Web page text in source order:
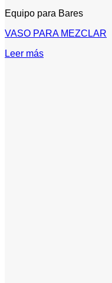
Equipo para Bares
VASO PARA MEZCLAR
Leer más